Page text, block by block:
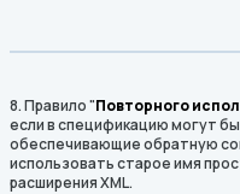
8. Правило "Повторного
если в спецификацию могут
обеспечивающие обратную
использовать старое имя
расширения XML.